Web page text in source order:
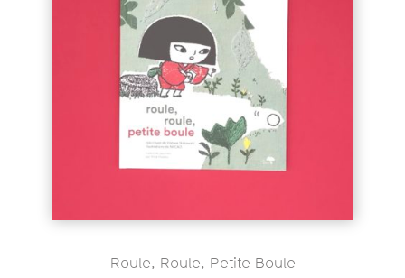
Roule, Roule, Petite Boule